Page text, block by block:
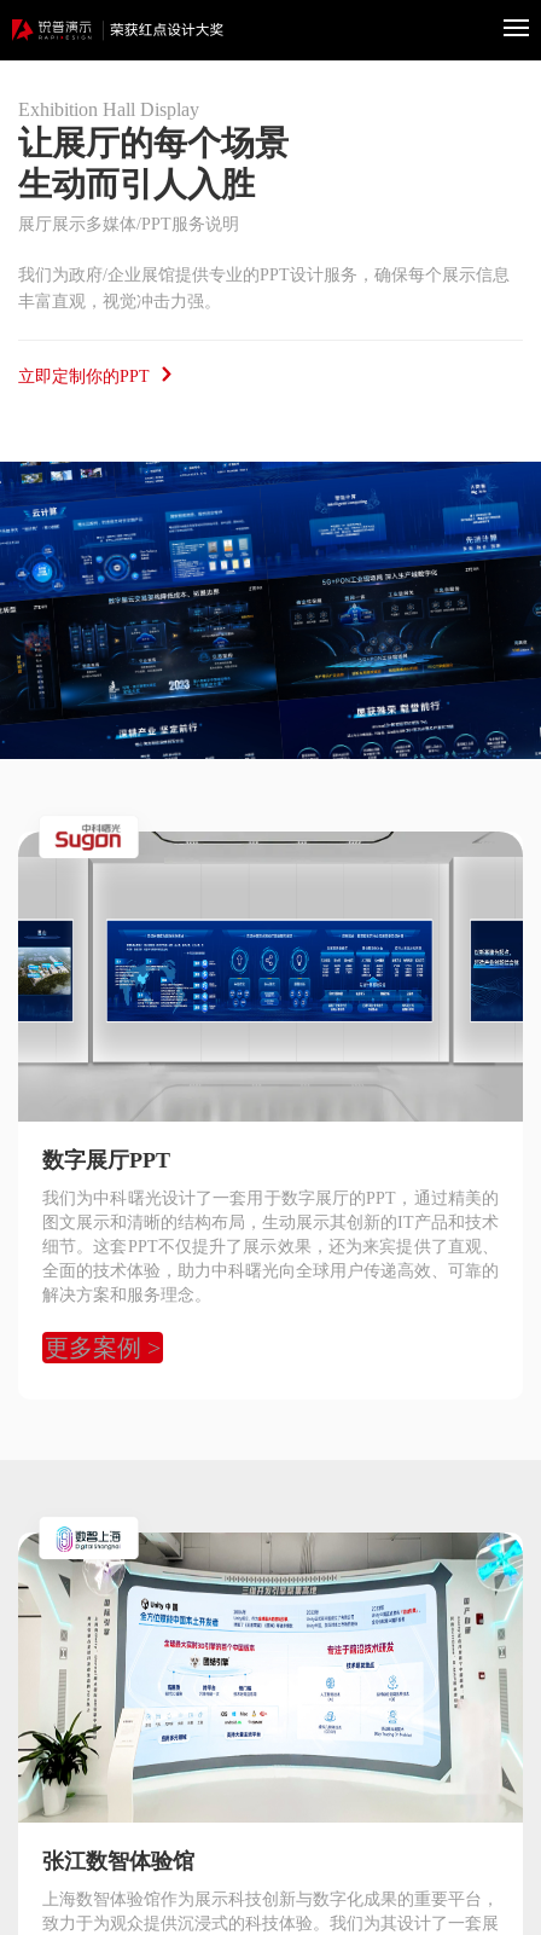
首
务
业
服
务
科
研
服
务
人
学
于
观
点
400-
601-
8802
Exhibition Hall Display
让展厅的每个场景
生动而引人入胜
展厅展示多媒体/PPT服务说明
我们为政府/企业展馆提供专业的PPT设计服务，确保每个展示信息
丰富直观，视觉冲击力强。
立即定制你的PPT
数字展厅PPT
我们为中科曙光设计了一套用于数字展厅的PPT，通过精美的
图文展示和清晰的结构布局，生动展示其创新的IT产品和技术
细节。这套PPT不仅提升了展示效果，还为来宾提供了直观、
全面的技术体验，助力中科曙光向全球用户传递高效、可靠的
解决方案和服务理念。
更多案例 >
张江数智体验馆
上海数智体验馆作为展示科技创新与数字化成果的重要平台，
致力于为观众提供沉浸式的科技体验。我们为其设计了一套展